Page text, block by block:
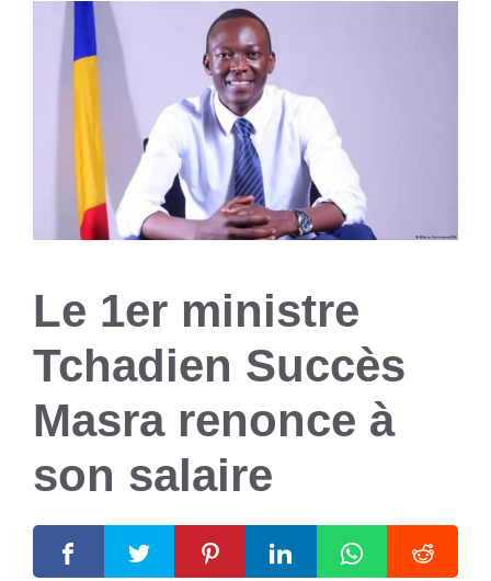
Le 1er ministre
Tchadien Succès
Masra renonce à
son salaire